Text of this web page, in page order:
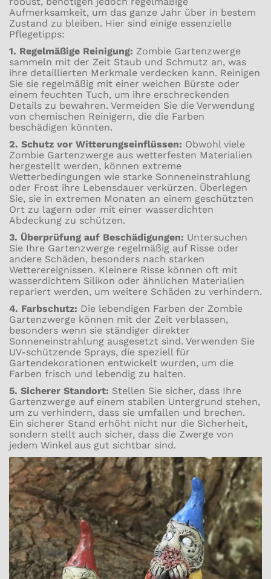
Aufmerksamkeit, um das ganze Jahr über in bestem
Zustand zu bleiben. Hier sind einige essenzielle
Pflegetipps:
1. Regelmäßige Reinigung: Zombie Gartenzwerge
sammeln mit der Zeit Staub und Schmutz an, was
ihre detaillierten Merkmale verdecken kann. Reinigen
Sie sie regelmäßig mit einer weichen Bürste oder
einem feuchten Tuch, um ihre erschreckenden
Details zu bewahren. Vermeiden Sie die Verwendung
von chemischen Reinigern, die die Farben
beschädigen könnten.
2. Schutz vor Witterungseinflüssen: Obwohl viele
Zombie Gartenzwerge aus wetterfesten Materialien
hergestellt werden, können extreme
Wetterbedingungen wie starke Sonneneinstrahlung
oder Frost ihre Lebensdauer verkürzen. Überlegen
Sie, sie in extremen Monaten an einem geschützten
Ort zu lagern oder mit einer wasserdichten
Abdeckung zu schützen.
3. Überprüfung auf Beschädigungen: Untersuchen
Sie Ihre Gartenzwerge regelmäßig auf Risse oder
andere Schäden, besonders nach starken
Wetterereignissen. Kleinere Risse können oft mit
wasserdichtem Silikon oder ähnlichen Materialien
repariert werden, um weitere Schäden zu verhindern.
4. Farbschutz: Die lebendigen Farben der Zombie
Gartenzwerge können mit der Zeit verblassen,
besonders wenn sie ständiger direkter
Sonneneinstrahlung ausgesetzt sind. Verwenden Sie
UV-schützende Sprays, die speziell für
Gartendekorationen entwickelt wurden, um die
Farben frisch und lebendig zu halten.
5. Sicherer Standort: Stellen Sie sicher, dass Ihre
Gartenzwerge auf einem stabilen Untergrund stehen,
um zu verhindern, dass sie umfallen und brechen.
Ein sicherer Stand erhöht nicht nur die Sicherheit,
sondern stellt auch sicher, dass die Zwerge von
jedem Winkel aus gut sichtbar sind.